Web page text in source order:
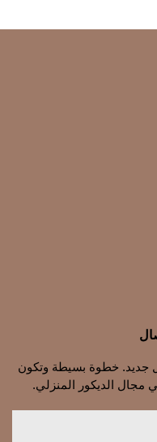
جديد. خطوة بسيطة وتكون
الديكور المنزلي.